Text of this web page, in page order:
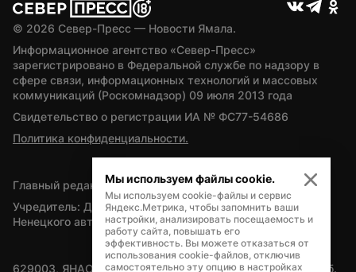
© 2026 Север-Пресс — Новости Ямала.
Информационное агентство «Север-Пресс»
зарегистрировано в Федеральной службе по надзору в
сфере связи, информационных технологий и массовых
коммуникаций (Роскомнадзор) 09 июля 2013 года
Свидетельство о регистрации ИА № ФС77-54686
Политика конфиденциальности.
Главный редактор — А.Л. Поздеев
Учредитель: Департамент внутренней политики Ямало-
Ненецкого автономного округа
629003, ЯНАО, Салехард, мкр. Богдана Кнунянца, д.1, каб.
Мы используем файлы cookie.
Мы используем cookie-файлы и сервис
Яндекс.Метрика, чтобы запомнить ваши
настройки, анализировать посещаемость и
работу сайта, повышать его
эффективность. Вы можете отказаться от
использования cookie-файлов, отключив
самостоятельно эту опцию в настройках